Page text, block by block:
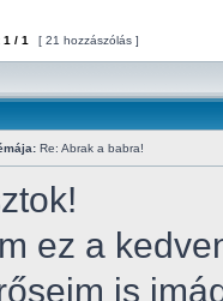
1 / 1 [ 21 hozzászólás ]
Re: Abrak a babra!
ez a
is